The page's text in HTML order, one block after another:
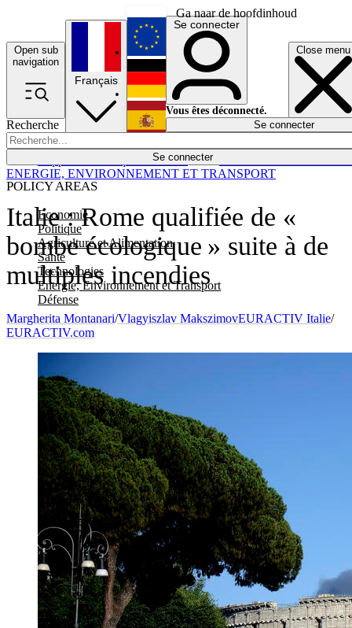
Ga naar de hoofdinhoud
Open sub
navigation
Close menu
Recherche
Se connecter
POLICY AREAS
Economie
Politique
Agriculture et Alimentation
Santé
Technologies
Energie, Environnement et Transport
Défense
Économie
Français
English
Deutsch
Español
Se connecter
Vous êtes déconnecté.
Se connecter
Italie : Rome qualifiée de «
bombe écologique » suite à de
multiples incendies
ENERGIE, ENVIRONNEMENT ET TRANSPORT
Margherita Montanari/Vlagyiszlav MakszimovEURACTIV Italie/
EURACTIV.com